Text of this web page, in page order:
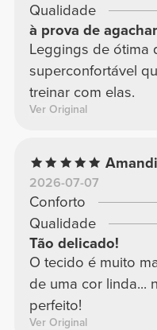
Qualidade
à prova de
Leggings de ótima
superconfortável
treinar com elas.
Ver Original
2026-07-07
Conforto
Qualidade
Tão delicado!
O tecido é muito
de uma cor linda...
perfeito!
Ver Original